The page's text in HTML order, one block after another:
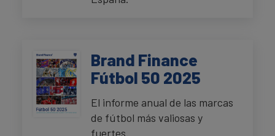
Brand Finance
Fútbol 50 2025
El informe anual de las marcas
de fútbol más valiosas y
fuertes.